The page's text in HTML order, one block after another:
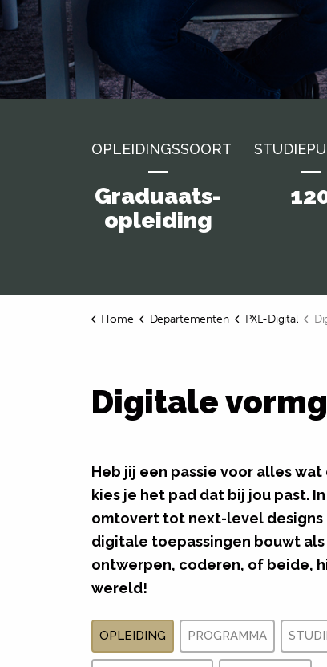
OPLEIDINGSSOORT
Graduaats­
opleiding
Home Departementen PXL-Digital
Digitale
Heb jij een passie voor alles
kies je het pad dat bij jou past. In
omtovert tot next-level designs
digitale toepassingen bouwt
ontwerpen, coderen, of beide,
wereld!
OPLEIDING PROGRAMMA